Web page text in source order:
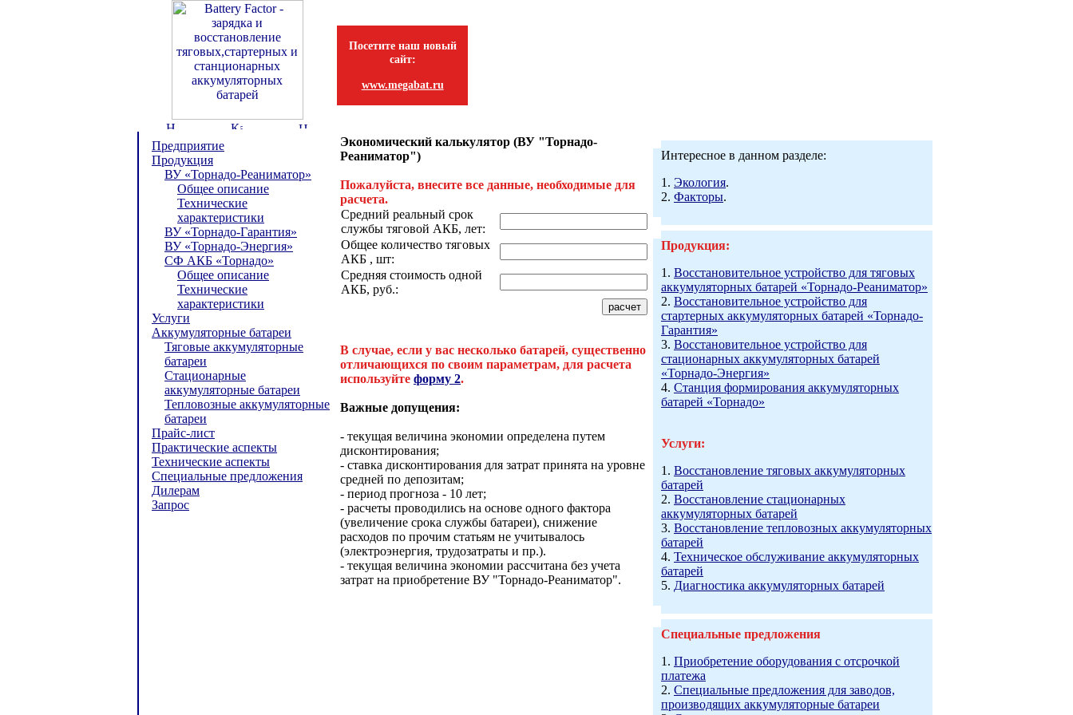
Посетите наш новый
сайт:
www.megabat.ru
Предприятие
Продукция
ВУ «Торнадо-Реаниматор»
Общее описание
Технические
характеристики
ВУ «Торнадо-Гарантия»
ВУ «Торнадо-Энергия»
СФ АКБ «Торнадо»
Общее описание
Технические
характеристики
Услуги
Аккумуляторные батареи
Тяговые аккумуляторные
батареи
Стационарные
аккумуляторные батареи
Тепловозные аккумуляторные
батареи
Прайс-лист
Практические аспекты
Технические аспекты
Специальные предложения
Дилерам
Запрос
Экономический калькулятор (ВУ "Торнадо-
Реаниматор")
Пожалуйста, внесите все данные, необходимые для
расчета.
Средний реальный срок
службы тяговой АКБ, лет:
Общее количество тяговых
АКБ , шт:
Средняя стоимость одной
АКБ, руб.:
В случае, если у вас несколько батарей, существенно
отличающихся по своим параметрам, для расчета
используйте форму 2.
Важные допущения:
- текущая величина экономии определена путем
дисконтирования;
- ставка дисконтирования для затрат принята на уровне
средней по депозитам;
- период прогноза - 10 лет;
- расчеты проводились на основе одного фактора
(увеличение срока службы батареи), снижение
расходов по прочим статьям не учитывалось
(электроэнергия, трудозатраты и пр.).
- текущая величина экономии рассчитана без учета
затрат на приобретение ВУ "Торнадо-Реаниматор".
Интересное в данном разделе:
1. Экология.
2. Факторы.
Продукция:
1. Восстановительное устройство для тяговых
аккумуляторных батарей «Торнадо-Реаниматор»
2. Восстановительное устройство для
стартерных аккумуляторных батарей «Торнадо-
Гарантия»
3. Восстановительное устройство для
стационарных аккумуляторных батарей
«Торнадо-Энергия»
4. Станция формирования аккумуляторных
батарей «Торнадо»
Услуги:
1. Восстановление тяговых аккумуляторных
батарей
2. Восстановление стационарных
аккумуляторных батарей
3. Восстановление тепловозных аккумуляторных
батарей
4. Техническое обслуживание аккумуляторных
батарей
5. Диагностика аккумуляторных батарей
Специальные предложения
1. Приобретение оборудования с отсрочкой
платежа
2. Специальные предложения для заводов,
производящих аккумуляторные батареи